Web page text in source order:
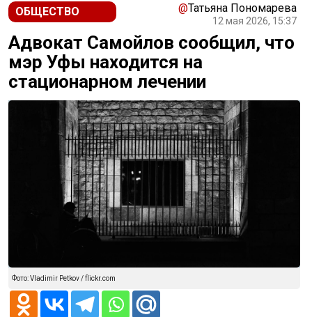
ОБЩЕСТВО @Татьяна Пономарева
12 мая 2026, 15:37
Адвокат Самойлов сообщил, что
мэр Уфы находится на
стационарном лечении
Фото: Vladimir Petkov / flickr.com